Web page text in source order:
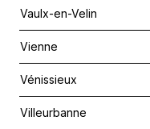
Vaulx-en-Velin
Vienne
Vénissieux
Villeurbanne